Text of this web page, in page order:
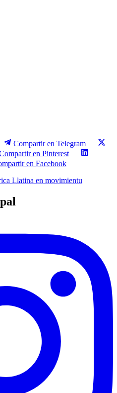
Compartir en Telegram
en Pinterest
en Facebook
Llatina en movimientu